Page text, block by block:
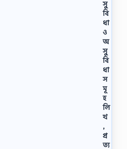
সু
বি
ধা
ও
অ
সু
বি
ধা
স
মূ
হ
লি
খ
,
প্র
ত্য